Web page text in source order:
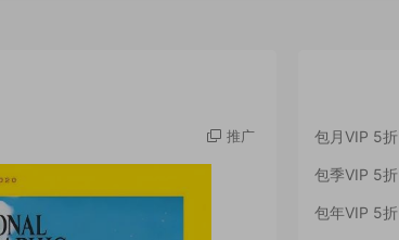
12月共24期 PDF
推广 包月VIP 5折
包季VIP 5折
包年VIP 5折